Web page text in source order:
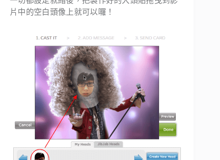
片中的空白頭像上就可以囉！